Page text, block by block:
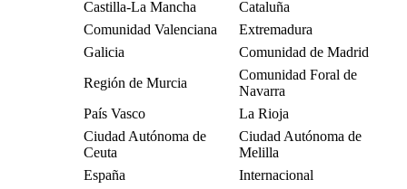
Castilla-La Mancha
Cataluña
Comunidad Valenciana
Extremadura
Galicia
Comunidad de Madrid
Región de Murcia
Comunidad Foral de
Navarra
País Vasco
La Rioja
Ciudad Autónoma de
Ceuta
Ciudad Autónoma de
Melilla
España
Internacional